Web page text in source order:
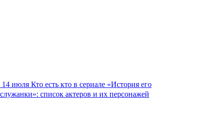
14 июля Кто есть кто в сериале «История его
служанки»: список актеров и их персонажей